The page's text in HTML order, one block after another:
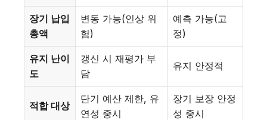
장기 납입
총액
변동 가능(인상 위
험)
예측 가능(고
정)
유지 난이
도
갱신 시 재평가 부
담
유지 안정적
적합 대상
단기 예산 제한, 유
연성 중시
장기 보장 안정
성 중시